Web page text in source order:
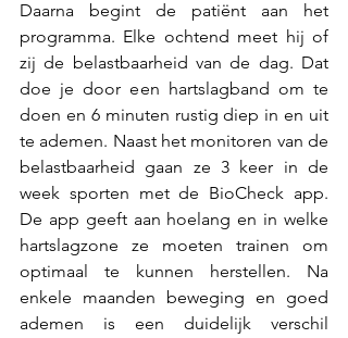
Daarna begint de patiënt aan het
programma. Elke ochtend meet hij of
zij de belastbaarheid van de dag. Dat
doe je door een hartslagband om te
doen en 6 minuten rustig diep in en uit
te ademen. Naast het monitoren van de
belastbaarheid gaan ze 3 keer in de
week sporten met de BioCheck app.
De app geeft aan hoelang en in welke
hartslagzone ze moeten trainen om
optimaal te kunnen herstellen. Na
enkele maanden beweging en goed
ademen is een duidelijk verschil